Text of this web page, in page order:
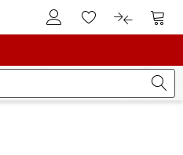
Vers le compte client
Vers la liste
Vers le